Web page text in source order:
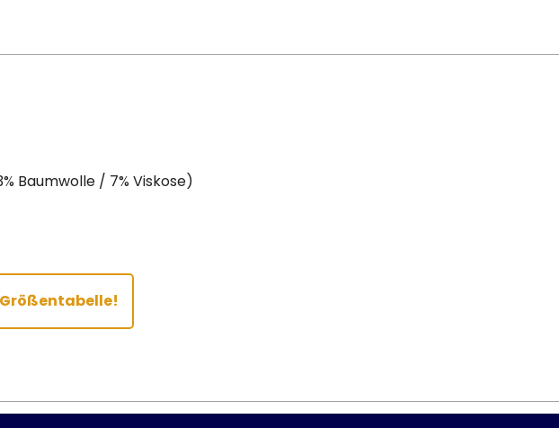
Baumwolle / 7% Viskose)